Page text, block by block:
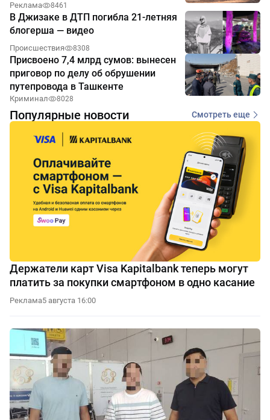
Реклама 8461
В Джизаке в ДТП погибла 21-летняя
блогерша — видео
Происшествия 8308
Присвоено 7,4 млрд сумов: вынесен
приговор по делу об обрушении
путепровода в Ташкенте
Криминал 8028
Популярные новости Смотреть еще
Держатели карт Visa Kapitalbank теперь могут
платить за покупки смартфоном в одно касание
Реклама5 августа 16:00